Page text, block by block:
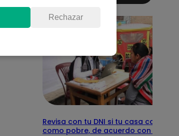
detalles
Revisa con tu DNI si tu casa califica
como pobre, de acuerdo con el Sisfoh
Rechazar